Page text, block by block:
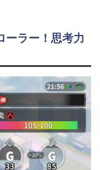
ラー！思考力